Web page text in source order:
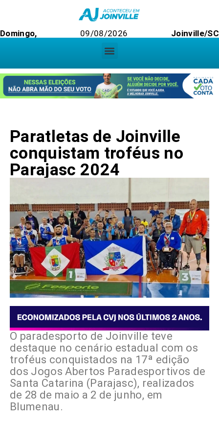
Domingo, 09/08/2026 Joinville/SC
Paratletas de Joinville
conquistam troféus no
Parajasc 2024
O paradesporto de Joinville teve
destaque no cenário estadual com os
troféus conquistados na 17ª edição
dos Jogos Abertos Paradesportivos de
Santa Catarina (Parajasc), realizados
de 28 de maio a 2 de junho, em
Blumenau.